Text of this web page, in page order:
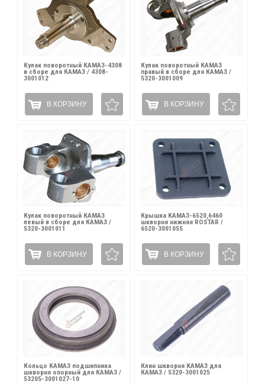
Кулак поворотный КАМАЗ-4308
в сборе для КАМАЗ / 4308-
3001012
В КОРЗИНУ
Кулак поворотный КАМАЗ
правый в сборе для КАМАЗ /
5320-3001009
В КОРЗИНУ
Кулак поворотный КАМАЗ
левый в сборе для КАМАЗ /
5320-3001011
В КОРЗИНУ
Крышка КАМАЗ-6520,6460
шкворня нижняя ROSTAR /
6520-3001055
В КОРЗИНУ
Кольцо КАМАЗ подшипника
шкворня опорный для КАМАЗ /
53205-3001027-10
Клин шкворня КАМАЗ для
КАМАЗ / 5320-3001025